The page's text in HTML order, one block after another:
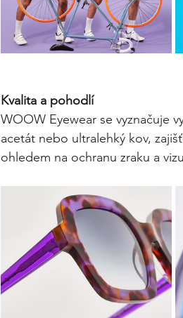
Kvalita a pohodlí
WOOW Eyewear se vyznačuje
acetát nebo ultralehký kov,
ohledem na ochranu zraku a